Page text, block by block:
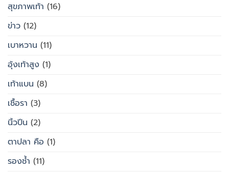
สุขภาพเท้า (16)
ข่าว (12)
เบาหวาน (11)
อุ้งเท้าสูง (1)
เท้าแบน (8)
เชื้อรา (3)
นิ้วปีน (2)
ตาปลา คือ (1)
รองช้ำ (11)